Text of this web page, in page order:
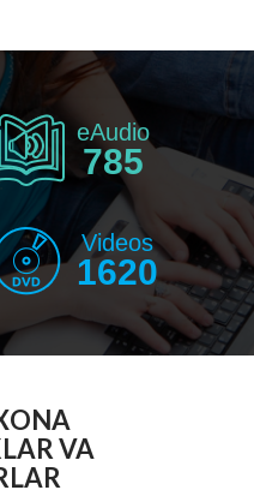
eAudio
785
Videos
1620
VA